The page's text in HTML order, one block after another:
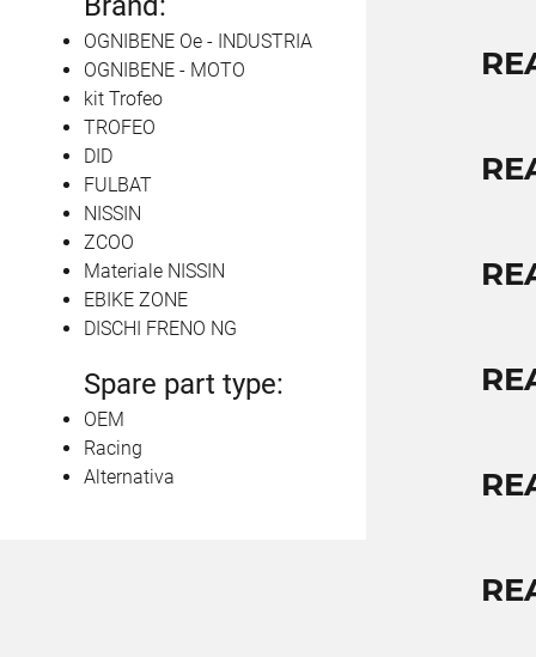
OGNIBENE Oe - INDUSTRIA
OGNIBENE - MOTO
kit Trofeo
TROFEO
DID
FULBAT
NISSIN
ZCOO
Materiale NISSIN
EBIKE ZONE
DISCHI FRENO NG
Spare part type:
OEM
Racing
Alternativa